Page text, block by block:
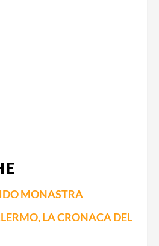
MONASTRA
LA CRONACA DEL